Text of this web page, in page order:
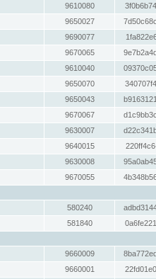
9610080
9650027
9690077
9670065
9610040
9650070
9650043
9670067
9630007
9640015
9630008
9670055
580240
581840
9660009
9660001